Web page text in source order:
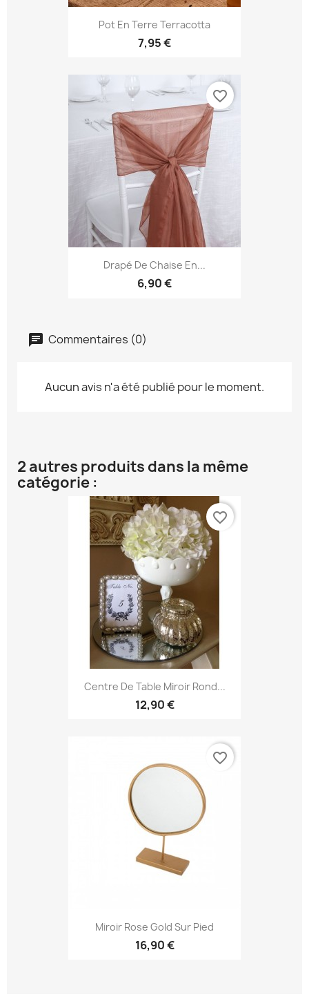
Pot En Terre Terracotta
7,95 €
Drapé De Chaise En...
6,90 €
favorite_border
Commentaires (0)
Aucun avis n'a été publié pour le moment.
2 autres produits dans la même
catégorie :
Centre De Table Miroir Rond...
12,90 €
favorite_border
Miroir Rose Gold Sur Pied
16,90 €
favorite_border